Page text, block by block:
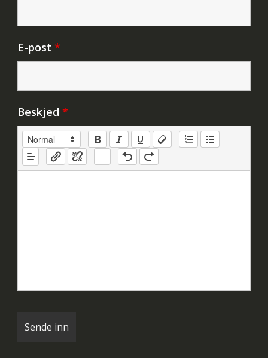
E-post *
Beskjed *